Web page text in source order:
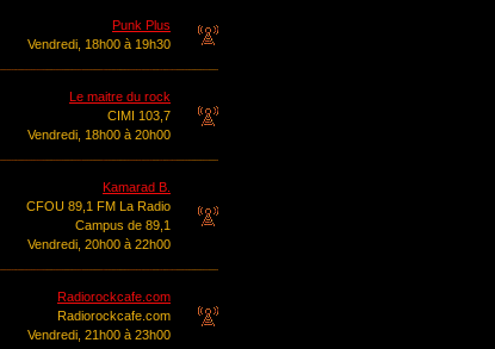
Punk Plus
Vendredi, 18h00 à 19h30
Le maitre du rock
CIMI 103,7
Vendredi, 18h00 à 20h00
Kamarad B.
CFOU 89,1 FM La Radio
Campus de 89,1
Vendredi, 20h00 à 22h00
Radiorockcafe.com
Radiorockcafe.com
Vendredi, 21h00 à 23h00